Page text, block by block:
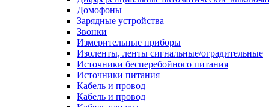
Домофоны
Зарядные устройства
Звонки
Измерительные приборы
Изоленты, ленты сигнальные/оградительные
Источники бесперебойного питания
Источники питания
Кабель и провод
Кабель и провод